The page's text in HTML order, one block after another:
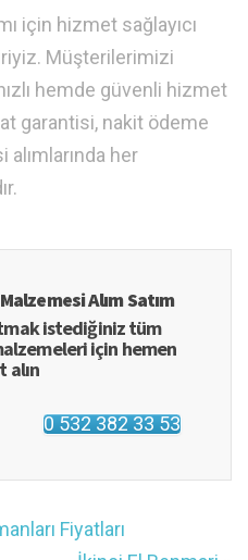
için hizmet sağlayıcı
Müşterilerimizi
hemde güvenli hizmet
garantisi, nakit ödeme
her
Alım Satım
istediğiniz tüm
için hemen
alın
0 532 382 33 53
Fiyatları